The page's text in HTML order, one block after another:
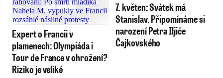
Expert o Francii v
plamenech: Olympiáda i
Tour de France v ohrožení?
Riziko je veliké
7. květen: Svátek má
Stanislav. Připomínáme si
narození Petra Iljiče
Čajkovského